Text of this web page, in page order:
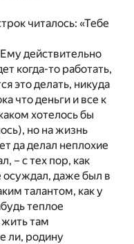
читалось: «Тебе
действительно
когда-то работать,
это делать, никуда
что деньги и все к
хотелось бы
но на жизнь
да делал неплохие
– с тех пор, как
даже был в
талантом, как у
теплое
там
ли, родину